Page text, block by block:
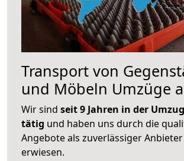
Transport von
und Möbeln Umzüge
Wir sind seit 9 Jahren in der
tätig und haben uns durch die
Angebote als zuverlässiger
erwiesen.